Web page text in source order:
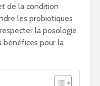
de la condition
les probiotiques
la posologie
bénéfices pour la